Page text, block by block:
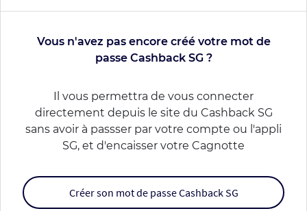
Vous n'avez pas encore créé votre mot de
passe Cashback SG ?
Il vous permettra de vous connecter
directement depuis le site du Cashback SG
sans avoir à passser par votre compte ou l'appli
SG, et d'encaisser votre Cagnotte
Créer son mot de passe Cashback SG